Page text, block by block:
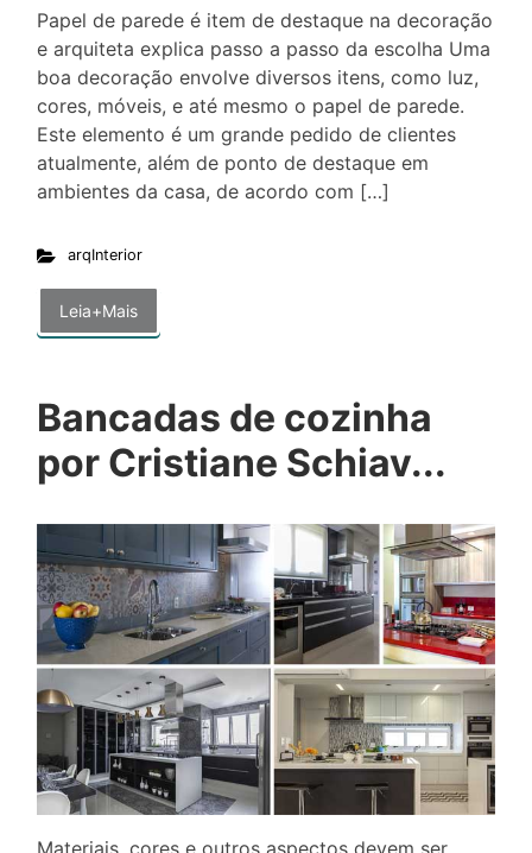
Papel de parede é item de destaque na decoração
e arquiteta explica passo a passo da escolha Uma
boa decoração envolve diversos itens, como luz,
cores, móveis, e até mesmo o papel de parede.
Este elemento é um grande pedido de clientes
atualmente, além de ponto de destaque em
ambientes da casa, de acordo com […]
arqInterior
Leia+Mais
Bancadas de cozinha
por Cristiane Schiav...